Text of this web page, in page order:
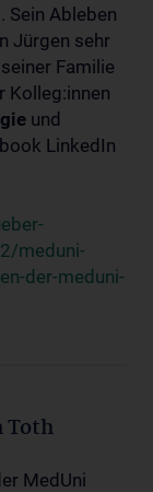
Sein Ableben
Jürgen sehr
Familie
Kolleg:innen
und
LinkedIn
meduni-
der-meduni-
Toth
MedUni